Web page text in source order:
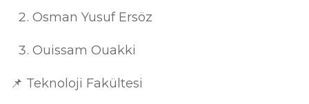
Osman Yusuf Ersöz
Ouissam Ouakki
📌 Teknoloji Fakültesi